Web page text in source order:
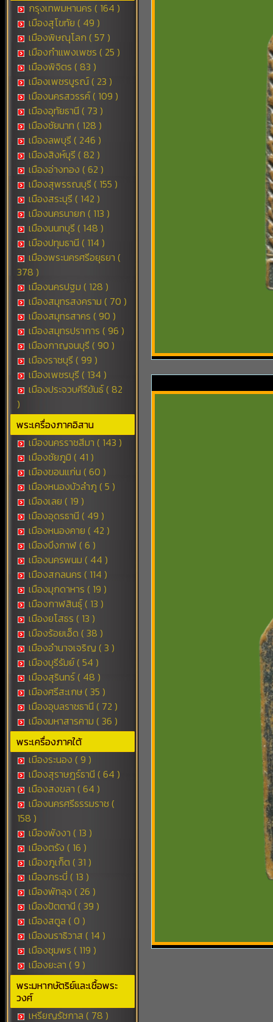
กรุงเทพมหานคร ( 164 )
เมืองสุโขทัย ( 49 )
เมืองพิษณุโลก ( 57 )
เมืองกำแพงเพชร ( 25 )
เมืองพิจิตร ( 83 )
เมืองเพชรบูรณ์ ( 23 )
เมืองนครสวรรค์ ( 109 )
เมืองอุทัยธานี ( 73 )
เมืองชัยนาท ( 128 )
เมืองลพบุรี ( 246 )
เมืองสิงห์บุรี ( 82 )
เมืองอ่างทอง ( 62 )
เมืองสุพรรณบุรี ( 155 )
เมืองสระบุรี ( 142 )
เมืองนครนายก ( 113 )
เมืองนนทบุรี ( 148 )
เมืองปทุมธานี ( 114 )
เมืองพระนครศรีอยุธยา (
378 )
เมืองนครปฐม ( 128 )
เมืองสมุทรสงคราม ( 70 )
เมืองสมุทรสาคร ( 90 )
เมืองสมุทรปราการ ( 96 )
เมืองกาญจนบุรี ( 90 )
เมืองราชบุรี ( 99 )
เมืองเพชรบุรี ( 134 )
เมืองประจวบคีรีขันธ์ ( 82
)
พระเครื่องภาคอิสาน
เมืองนครราชสีมา ( 143 )
เมืองชัยภูมิ ( 41 )
เมืองขอนแก่น ( 60 )
เมืองหนองบัวลำภู ( 5 )
เมืองเลย ( 19 )
เมืองอุดรธานี ( 49 )
เมืองหนองคาย ( 42 )
เมืองบึงกาฬ ( 6 )
เมืองนครพนม ( 44 )
เมืองสกลนคร ( 114 )
เมืองมุกดาหาร ( 19 )
เมืองกาฬสินธุ์ ( 13 )
เมืองยโสธร ( 13 )
เมืองร้อยเอ็ด ( 38 )
เมืองอำนาจเจริญ ( 3 )
เมืองบุรีรัมย์ ( 54 )
เมืองสุรินทร์ ( 48 )
เมืองศรีสะเกษ ( 35 )
เมืองอุบลราชธานี ( 72 )
เมืองมหาสารคาม ( 36 )
พระเครื่องภาคใต้
เมืองระนอง ( 9 )
เมืองสุราษฎร์ธานี ( 64 )
เมืองสงขลา ( 64 )
เมืองนครศรีธรรมราช (
158 )
เมืองพังงา ( 13 )
เมืองตรัง ( 16 )
เมืองภูเก็ต ( 31 )
เมืองกระบี่ ( 13 )
เมืองพัทลุง ( 26 )
เมืองปัตตานี ( 39 )
เมืองสตูล ( 0 )
เมืองนราธิวาส ( 14 )
เมืองชุมพร ( 119 )
เมืองยะลา ( 9 )
พระมหากษัตริย์และเชื้อพระ
วงศ์
เหรียญรัชกาล ( 78 )